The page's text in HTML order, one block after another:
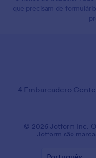
que precisam de
4 Embarcadero
© 2026 Jotform Inc.
Jotform são